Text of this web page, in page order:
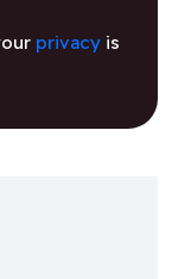
privacyis